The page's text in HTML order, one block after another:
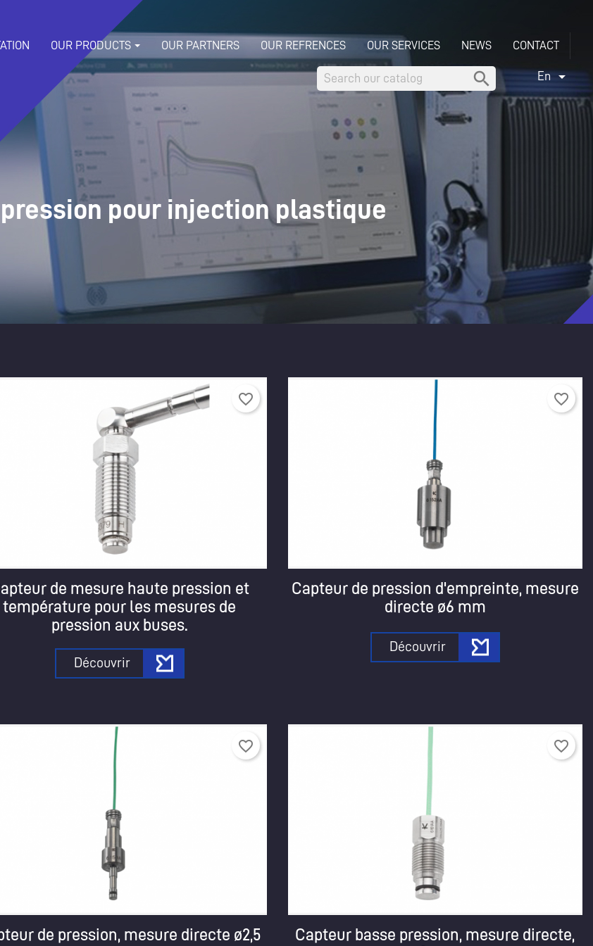
OUR PRODUCTS OUR PARTNERS OUR REFRENCES OUR SERVICES NEWS CONTACT
 En 
pour injection plastique
de mesure haute pression et
température pour les mesures de
pression aux buses.
Découvrir
favorite_border
Capteur de pression d'empreinte, mesure
directe ø6 mm
Découvrir
favorite_border
de pression, mesure directe ø2,5
favorite_border
Capteur basse pression, mesure directe,
favorite_border